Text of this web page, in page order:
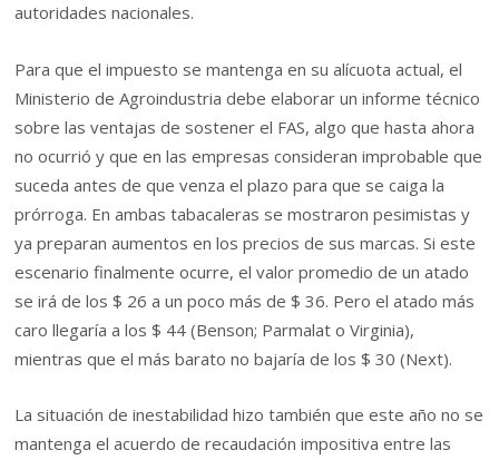
autoridades nacionales.
Para que el impuesto se mantenga en su alícuota actual, el
Ministerio de Agroindustria debe elaborar un informe técnico
sobre las ventajas de sostener el FAS, algo que hasta ahora
no ocurrió y que en las empresas consideran improbable que
suceda antes de que venza el plazo para que se caiga la
prórroga. En ambas tabacaleras se mostraron pesimistas y
ya preparan aumentos en los precios de sus marcas. Si este
escenario finalmente ocurre, el valor promedio de un atado
se irá de los $ 26 a un poco más de $ 36. Pero el atado más
caro llegaría a los $ 44 (Benson; Parmalat o Virginia),
mientras que el más barato no bajaría de los $ 30 (Next).
La situación de inestabilidad hizo también que este año no se
mantenga el acuerdo de recaudación impositiva entre las